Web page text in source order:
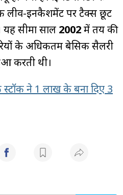
लीव-इनकैशमेंट पर टैक्स छूट
यह सीमा साल 2002में तय की
के अधिकतम बेसिक सैलरी
हुआ करती थी।
स्टॉक ने 1 लाख के बना दिए 3